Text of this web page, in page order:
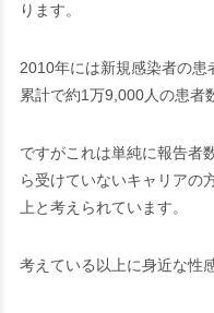
ります。
2010年には新規感染者の
累計で約1万9,000人の患者
ですがこれは単純に報告者
ら受けていないキャリアの
上と考えられています。
考えている以上に身近な性